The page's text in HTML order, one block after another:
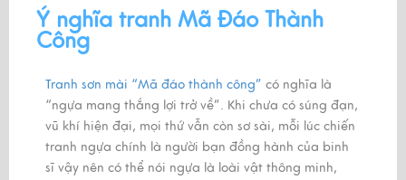
Ý nghĩa tranh Mã Đáo Thành
Công
Tranh sơn mài “Mã đáo thành công” có nghĩa là
“ngựa mang thắng lợi trở về”. Khi chưa có súng đạn,
vũ khí hiện đại, mọi thứ vẫn còn sơ sài, mỗi lúc chiến
tranh ngựa chính là người bạn đồng hành của binh
sĩ vậy nên có thể nói ngựa là loài vật thông minh,